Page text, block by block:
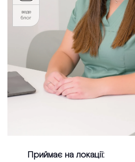
веде
блог
Приймає на локації: